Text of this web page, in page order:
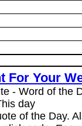
For Your
- Word of the
day
of the Day.